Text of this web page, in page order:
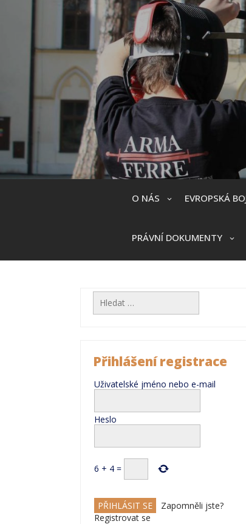
O NÁS EVROPSKÁ
PRÁVNÍ DOKUMENTY
Vyhledávání
Přihlášení registrace
Uživatelské jméno nebo e-mail
Heslo
6 + 4 =
Zapomněli jste?
Registrovat se